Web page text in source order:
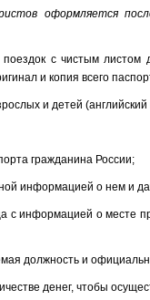
оформляется
поездок с чистым листом
и копия всего
и детей
гражданина России;
информацией о нем и
с информацией о
должность и
денег, чтобы